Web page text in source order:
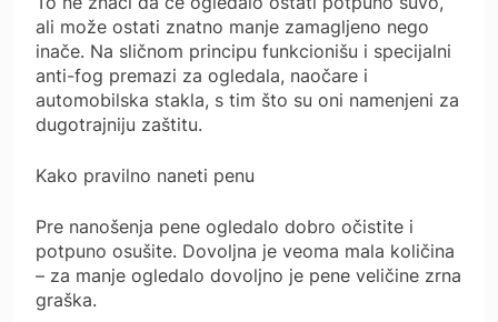
ali može ostati znatno manje zamagljeno nego
inače. Na sličnom principu funkcionišu i specijalni
anti-fog premazi za ogledala, naočare i
automobilska stakla, s tim što su oni namenjeni za
dugotrajniju zaštitu.
Kako pravilno naneti penu
Pre nanošenja pene ogledalo dobro očistite i
potpuno osušite. Dovoljna je veoma mala količina
– za manje ogledalo dovoljno je pene veličine zrna
graška.